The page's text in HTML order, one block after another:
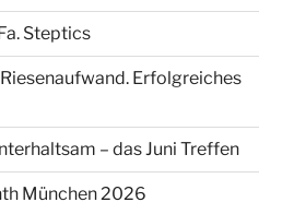
Steptics
Erfolgreiches
– das Juni Treffen
München 2026